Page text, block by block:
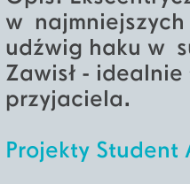
w najmniejszych
udźwig haku w
Zawisł -
przyjaciela.
Projekty Student